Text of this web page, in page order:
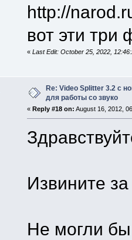
http://
вот эти три
« Last Edit: October 25, 2022,
Re: Video Splitter 3.2 c
для работы со звуко
« Reply #18 on: August 16, 2012,
Извините
Не могли